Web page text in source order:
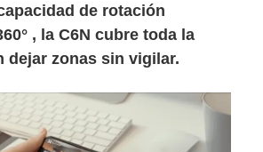
de rotación
, la C6N cubre toda la
dejar zonas sin vigilar.